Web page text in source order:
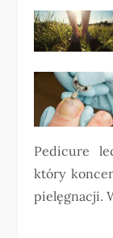
Pedicure
który
pielęgnacji.